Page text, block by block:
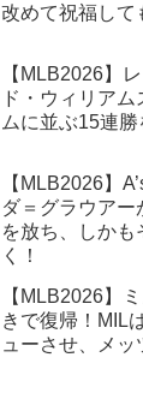
改めて祝福して
【MLB2026】
ド・ウィリア
ムに並ぶ15連勝
【MLB2026】
ダ＝グラウアー
を放ち、しか
く！
【MLB2026】
きで復帰！MIL
ューさせ、メッ